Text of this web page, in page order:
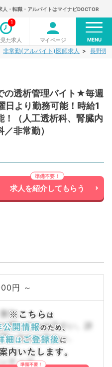
人・転職・アルバイトはマイナビDOCTOR
た求人
1
マイページ MENU
非常勤(アルバイト)医師求人 長野県
の透析管理バイト★毎週
日より勤務可能！時給1
（人工透析科、腎臓内
非常勤）
求人を紹介してもらう
円 ～
与
問い合わせ下さい。詳
い合わせ下さい。
ティブ